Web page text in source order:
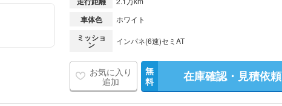
車体色 ホワイト
ミッショ
ン インパネ(6速)セミAT
お気に入り
追加
無
料
在庫確認・見積依頼